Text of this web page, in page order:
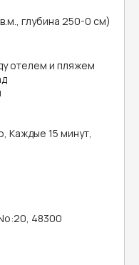
глубина 250-0 см)
отелем и пляжем
Каждые 15 минут,
48300